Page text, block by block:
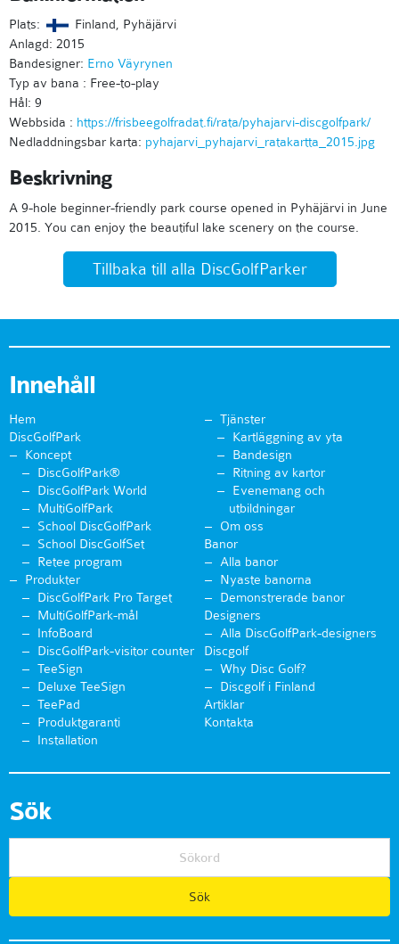
Plats:
Finland, Pyhäjärvi
Anlagd: 2015
Bandesigner: Erno Väyrynen
Typ av bana : Free-to-play
Hål: 9
Webbsida : https://frisbeegolfradat.fi/rata/pyhajarvi-discgolfpark/
Nedladdningsbar karta: pyhajarvi_pyhajarvi_ratakartta_2015.jpg
Beskrivning
A 9-hole beginner-friendly park course opened in Pyhäjärvi in ​​June
2015. You can enjoy the beautiful lake scenery on the course.
Tillbaka till alla DiscGolfParker
Innehåll
Hem
DiscGolfPark
Koncept
DiscGolfPark®
DiscGolfPark World
MultiGolfPark
School DiscGolfPark
School DiscGolfSet
Retee program
Produkter
DiscGolfPark Pro Target
MultiGolfPark-mål
InfoBoard
DiscGolfPark-visitor counter
TeeSign
Deluxe TeeSign
TeePad
Produktgaranti
Installation
Tjänster
Kartläggning av yta
Bandesign
Ritning av kartor
Evenemang och
utbildningar
Om oss
Banor
Alla banor
Nyaste banorna
Demonstrerade banor
Designers
Alla DiscGolfPark-designers
Discgolf
Why Disc Golf?
Discgolf i Finland
Artiklar
Kontakta
Sök